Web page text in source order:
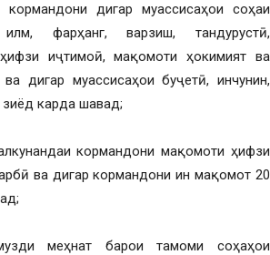
дигар муассисаҳои соҳаи
фарҳанг, варзиш, тандурустӣ,
иҷтимоӣ, мақомоти ҳокимият ва
дигар муассисаҳои буҷетӣ, инчунин,
карда шавад;
кормандони мақомоти ҳифзи
ва дигар кормандони ин мақомот 20
меҳнат барои тамоми соҳаҳои